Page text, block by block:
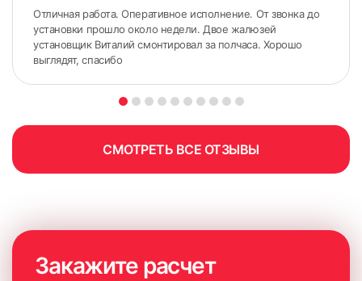
Отличная работа. Оперативное исполнение. От звонка до
установки прошло около недели. Двое жалюзей
установщик Виталий смонтировал за полчаса. Хорошо
выглядят, спасибо
СМОТРЕТЬ ВСЕ ОТЗЫВЫ
Закажите расчет